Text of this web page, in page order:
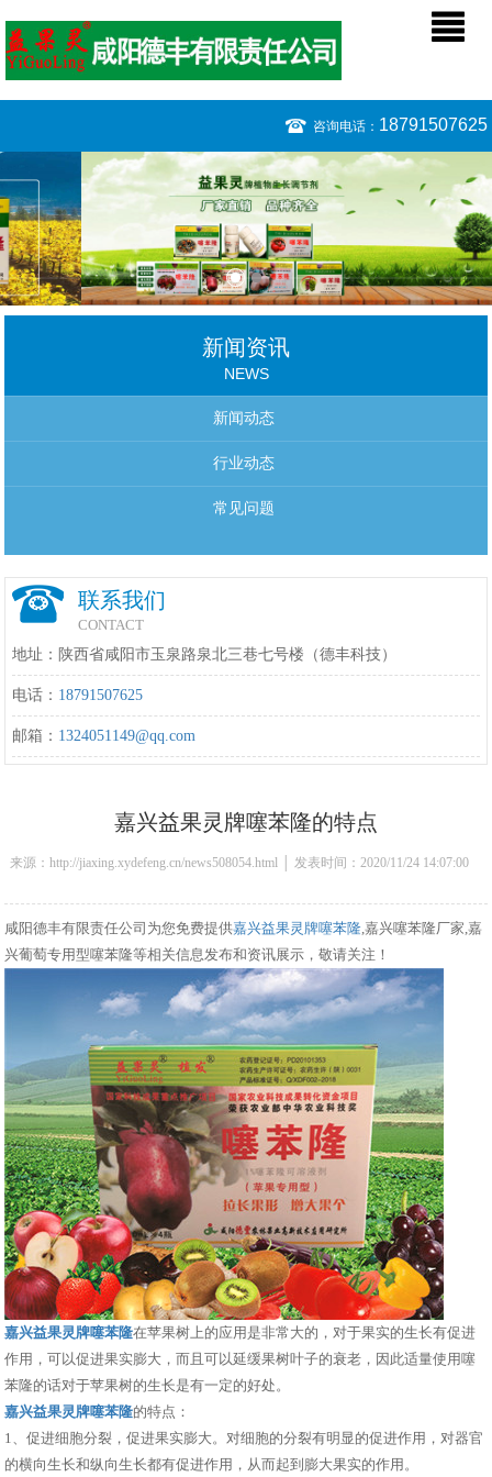
咨询电话： 18791507625
新闻资讯
NEWS
新闻动态
行业动态
常见问题
联系我们
CONTACT
地址：陕西省咸阳市玉泉路泉北三巷七号楼（德丰科技）
电话： 18791507625
邮箱： 1324051149@qq.com
嘉兴益果灵牌噻苯隆的特点
来源：http://jiaxing.xydefeng.cn/news508054.html │ 发表时间：2020/11/24 14:07:00
咸阳德丰有限责任公司为您免费提供嘉兴益果灵牌噻苯隆,嘉兴噻苯隆厂家,嘉
兴葡萄专用型噻苯隆等相关信息发布和资讯展示，敬请关注！
嘉兴益果灵牌噻苯隆在苹果树上的应用是非常大的，对于果实的生长有促进
作用，可以促进果实膨大，而且可以延缓果树叶子的衰老，因此适量使用噻
苯隆的话对于苹果树的生长是有一定的好处。
嘉兴益果灵牌噻苯隆的特点：
1、促进细胞分裂，促进果实膨大。对细胞的分裂有明显的促进作用，对器官
的横向生长和纵向生长都有促进作用，从而起到膨大果实的作用。